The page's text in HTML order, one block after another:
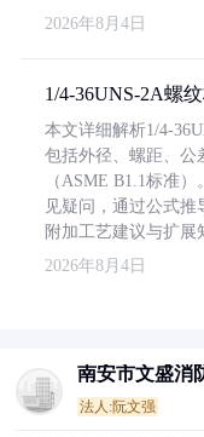
2026年8月4日
1/4-36UNS-2A螺
本文详细解析1/4-
包括外径、螺距、公
（ASME B1.1标准
见疑问，通过公式
附加工艺建议与扩展
2026年8月4日
南安市文盛消
法人:阮文强